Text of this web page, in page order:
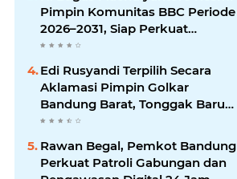
Pimpin Komunitas BBC Periode
2026–2031, Siap Perkuat
Solidaritas dan Hadirkan
Program Nyata untuk
Masyarakat
Edi Rusyandi Terpilih Secara
Aklamasi Pimpin Golkar
Bandung Barat, Tonggak Baru
Kepemimpinan Harmonis
"Turun Ranjang"
Rawan Begal, Pemkot Bandung
Perkuat Patroli Gabungan dan